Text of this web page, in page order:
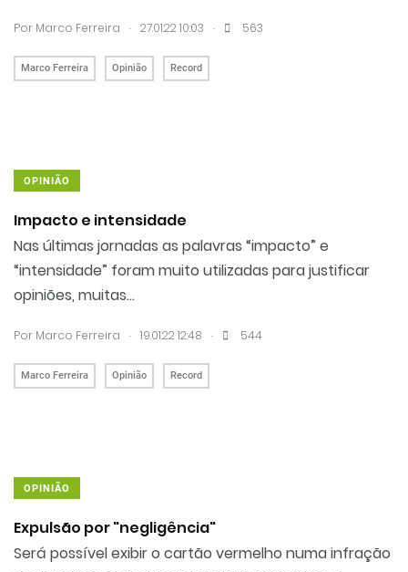
Por Marco Ferreira . 27.01.22 10:03 . 563
Marco Ferreira Opinião Record
OPINIÃO
Impacto e intensidade
Nas últimas jornadas as palavras “impacto” e
“intensidade” foram muito utilizadas para justificar
opiniões, muitas...
Por Marco Ferreira . 19.01.22 12:48 . 544
Marco Ferreira Opinião Record
OPINIÃO
Expulsão por "negligência"
Será possível exibir o cartão vermelho numa infração